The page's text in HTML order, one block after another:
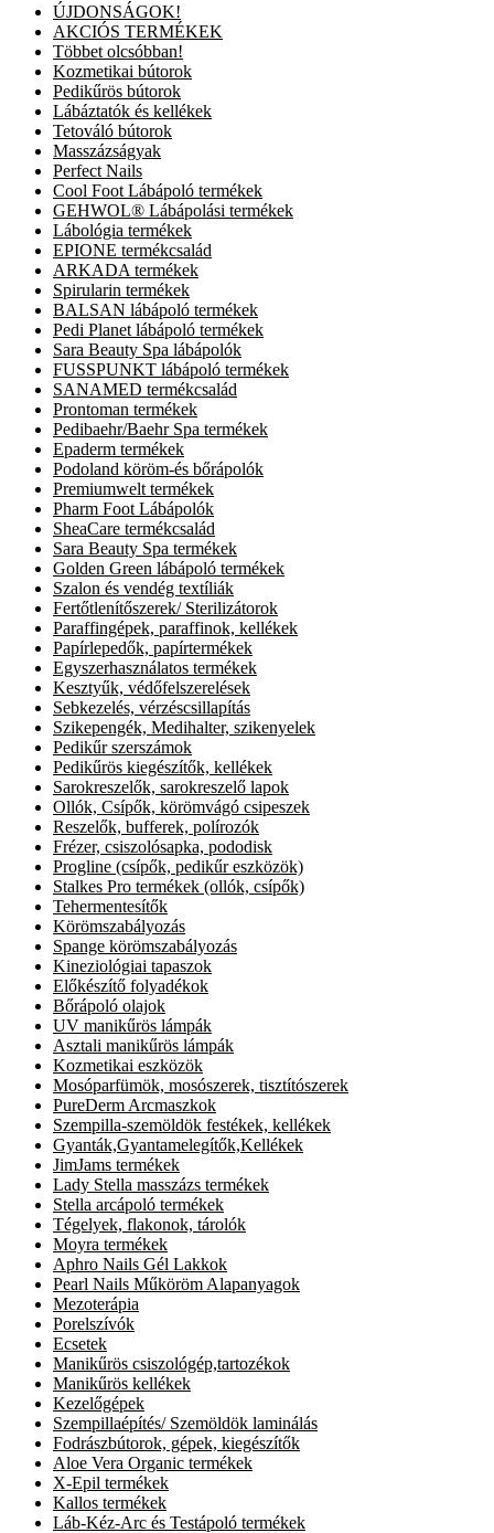
ÚJDONSÁGOK!
AKCIÓS TERMÉKEK
Többet olcsóbban!
Kozmetikai bútorok
Pedikűrös bútorok
Lábáztatók és kellékek
Tetováló bútorok
Masszázságyak
Perfect Nails
Cool Foot Lábápoló termékek
GEHWOL® Lábápolási termékek
Lábológia termékek
EPIONE termékcsalád
ARKADA termékek
Spirularin termékek
BALSAN lábápoló termékek
Pedi Planet lábápoló termékek
Sara Beauty Spa lábápolók
FUSSPUNKT lábápoló termékek
SANAMED termékcsalád
Prontoman termékek
Pedibaehr/Baehr Spa termékek
Epaderm termékek
Podoland köröm-és bőrápolók
Premiumwelt termékek
Pharm Foot Lábápolók
SheaCare termékcsalád
Sara Beauty Spa termékek
Golden Green lábápoló termékek
Szalon és vendég textíliák
Fertőtlenítőszerek/ Sterilizátorok
Paraffingépek, paraffinok, kellékek
Papírlepedők, papírtermékek
Egyszerhasználatos termékek
Kesztyűk, védőfelszerelések
Sebkezelés, vérzéscsillapítás
Szikepengék, Medihalter, szikenyelek
Pedikűr szerszámok
Pedikűrös kiegészítők, kellékek
Sarokreszelők, sarokreszelő lapok
Ollók, Csípők, körömvágó csipeszek
Reszelők, bufferek, polírozók
Frézer, csiszolósapka, pododisk
Progline (csípők, pedikűr eszközök)
Stalkes Pro termékek (ollók, csípők)
Tehermentesítők
Körömszabályozás
Spange körömszabályozás
Kineziológiai tapaszok
Előkészítő folyadékok
Bőrápoló olajok
UV manikűrös lámpák
Asztali manikűrös lámpák
Kozmetikai eszközök
Mosóparfümök, mosószerek, tisztítószerek
PureDerm Arcmaszkok
Szempilla-szemöldök festékek, kellékek
Gyanták,Gyantamelegítők,Kellékek
JimJams termékek
Lady Stella masszázs termékek
Stella arcápoló termékek
Tégelyek, flakonok, tárolók
Moyra termékek
Aphro Nails Gél Lakkok
Pearl Nails Műköröm Alapanyagok
Mezoterápia
Porelszívók
Ecsetek
Manikűrös csiszológép,tartozékok
Manikűrös kellékek
Kezelőgépek
Szempillaépítés/ Szemöldök laminálás
Fodrászbútorok, gépek, kiegészítők
Aloe Vera Organic termékek
X-Epil termékek
Kallos termékek
Láb-Kéz-Arc és Testápoló termékek